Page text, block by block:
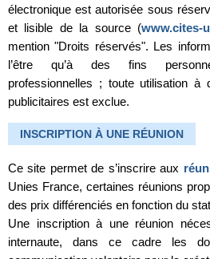
électronique est autorisée sous
et lisible de la source (www.cites-
mention "Droits réservés". Les
l’être qu’à des fins
professionnelles ; toute utilisation à
publicitaires est exclue.
INSCRIPTION À UNE RÉUNION
Ce site permet de s’inscrire aux
Unies France, certaines réunions
des prix différenciés en fonction du
Une inscription à une réunion
internaute, dans ce cadre les